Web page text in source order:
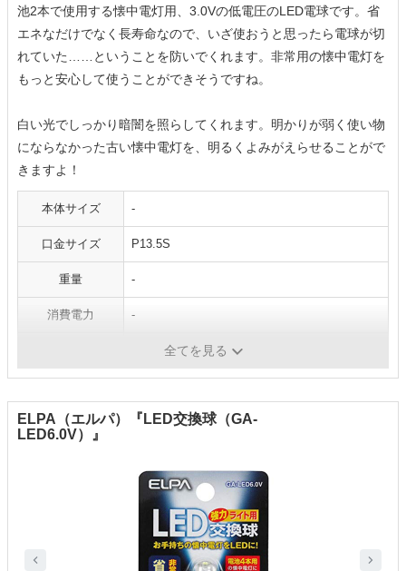
池2本で使用する懐中電灯用、3.0Vの低電圧のLED電球です。省
エネなだけでなく長寿命なので、いざ使おうと思ったら電球が切
れていた……ということを防いでくれます。非常用の懐中電灯を
もっと安心して使うことができそうですね。
白い光でしっかり暗闇を照らしてくれます。明かりが弱く使い物
にならなかった古い懐中電灯を、明るくよみがえらせることがで
きますよ！
本体サイズ -
口金サイズ P13.5S
重量 -
消費電力 -
全てを見る
ELPA（エルパ）『LED交換球（GA-
LED6.0V）』